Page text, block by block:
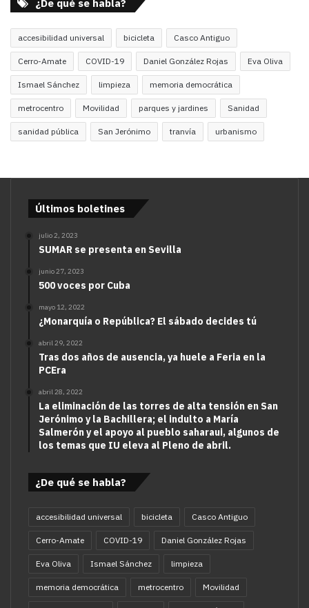
¿De qué se habla?
accesibilidad universal bicicleta Casco Antiguo
Cerro-Amate COVID-19 Daniel González Rojas Eva Oliva
Ismael Sánchez limpieza memoria democrática
metrocentro Movilidad parques y jardines Sanidad
sanidad pública San Jerónimo tranvía urbanismo
Últimos boletines
julio 2, 2023
SUMAR se presenta en Sevilla
junio 27, 2023
500 voces por Cuba
mayo 12, 2022
¿Monarquía o República? El sábado decides tú
abril 29, 2022
Tras dos años de ausencia, ya huele a Feria en la
PCEra
abril 28, 2022
La eliminación de las torres de alta tensión en San
Jerónimo y la Bachillera; el indulto a María
Salmerón y el apoyo al pueblo saharaui, algunos de
los temas que IU eleva al Pleno de abril.
¿De qué se habla?
accesibilidad universal bicicleta Casco Antiguo
Cerro-Amate COVID-19 Daniel González Rojas
Eva Oliva Ismael Sánchez limpieza
memoria democrática metrocentro Movilidad